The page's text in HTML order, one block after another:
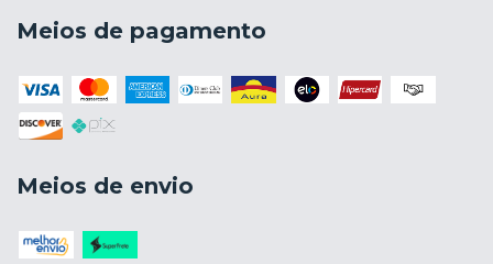
Meios de pagamento
Meios de envio